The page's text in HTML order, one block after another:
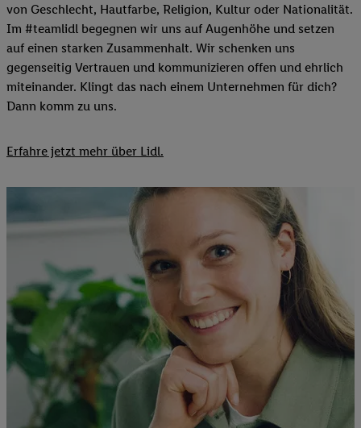
von Geschlecht, Hautfarbe, Religion, Kultur oder Nationalität.
Im #teamlidl begegnen wir uns auf Augenhöhe und setzen
auf einen starken Zusammenhalt. Wir schenken uns
gegenseitig Vertrauen und kommunizieren offen und ehrlich
miteinander. Klingt das nach einem Unternehmen für dich?
Dann komm zu uns.​
Erfahre jetzt mehr über Lidl.